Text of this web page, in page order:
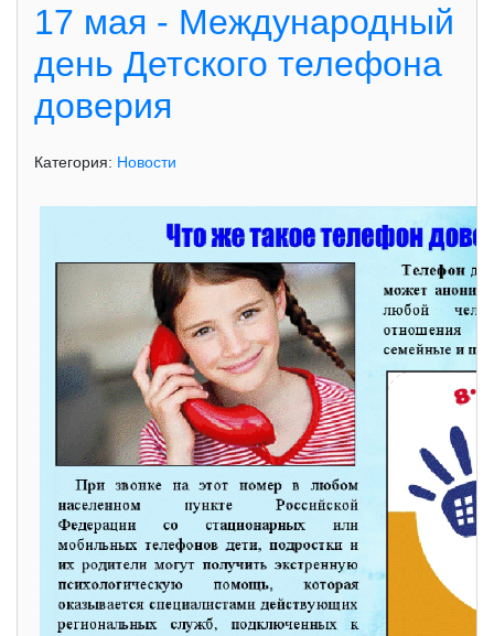
17 мая - Международный
день Детского телефона
доверия
Категория: Новости